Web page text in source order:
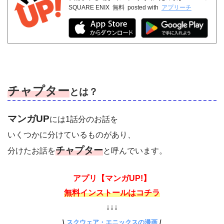
ックが無料
SQUARE ENIX 無料 posted with アプリーチ
チャプターとは？
マンガUPには1話分のお話を
いくつかに分けているものがあり、
分けたお話をチャプターと呼んでいます。
アプリ【マンガUP!】
無料インストールはコチラ
↓↓↓
\ スクウェア・エニックスの漫画 /